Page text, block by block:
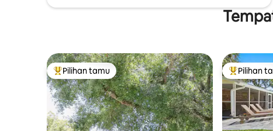
Pilihan tamu terpopuler
Pilihan tamu Pilihan
Pilihan